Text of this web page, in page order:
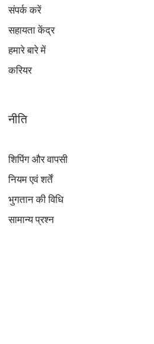
संपर्क करें
सहायता केंद्र
हमारे बारे में
करियर
नीति
शिपिंग और वापसी
नियम एवं शर्तें
भुगतान की विधि
सामान्य प्रश्न